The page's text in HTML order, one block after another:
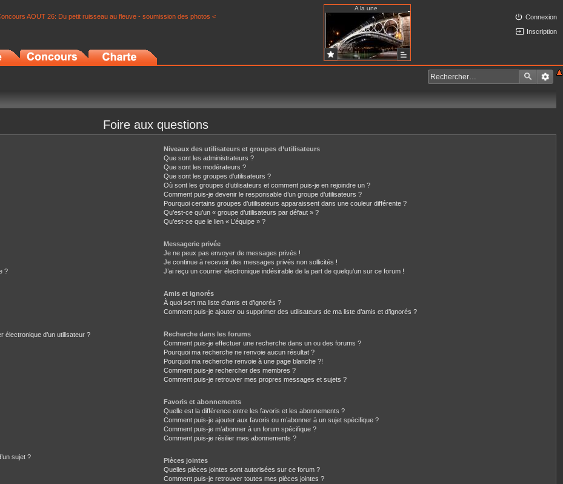
AOUT 26: Du petit ruisseau au fleuve - soumission des photos <
A la une
Connexion
Inscription
Foire aux questions
?
électronique d’un utilisateur ?
sujet ?
Niveaux des utilisateurs et groupes d’utilisateurs
Que sont les administrateurs ?
Que sont les modérateurs ?
Que sont les groupes d’utilisateurs ?
Où sont les groupes d’utilisateurs et comment puis-je en rejoindre un ?
Comment puis-je devenir le responsable d’un groupe d’utilisateurs ?
Pourquoi certains groupes d’utilisateurs apparaissent dans une couleur différente ?
Qu’est-ce qu’un « groupe d’utilisateurs par défaut » ?
Qu’est-ce que le lien « L’équipe » ?
Messagerie privée
Je ne peux pas envoyer de messages privés !
Je continue à recevoir des messages privés non sollicités !
J’ai reçu un courrier électronique indésirable de la part de quelqu’un sur ce forum !
Amis et ignorés
À quoi sert ma liste d’amis et d’ignorés ?
Comment puis-je ajouter ou supprimer des utilisateurs de ma liste d’amis et d’ignorés ?
Recherche dans les forums
Comment puis-je effectuer une recherche dans un ou des forums ?
Pourquoi ma recherche ne renvoie aucun résultat ?
Pourquoi ma recherche renvoie à une page blanche ?!
Comment puis-je rechercher des membres ?
Comment puis-je retrouver mes propres messages et sujets ?
Favoris et abonnements
Quelle est la différence entre les favoris et les abonnements ?
Comment puis-je ajouter aux favoris ou m’abonner à un sujet spécifique ?
Comment puis-je m’abonner à un forum spécifique ?
Comment puis-je résilier mes abonnements ?
Pièces jointes
Quelles pièces jointes sont autorisées sur ce forum ?
Comment puis-je retrouver toutes mes pièces jointes ?